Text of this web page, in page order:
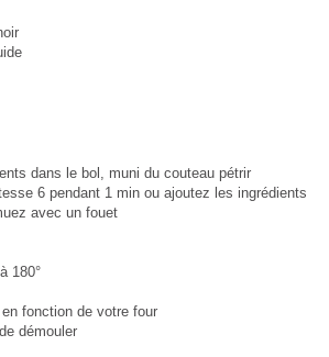
dans le bol, muni du couteau pétrir
6 pendant 1 min ou ajoutez les ingrédients
avec un fouet
180°
fonction de votre four
démouler